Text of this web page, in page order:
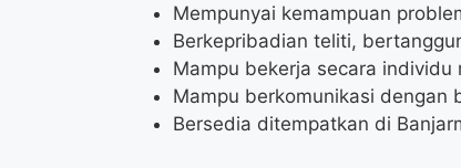
Mempunyai kemampuan
Berkepribadian teliti,
Mampu bekerja secara individu
Mampu berkomunikasi dengan
Bersedia ditempatkan di